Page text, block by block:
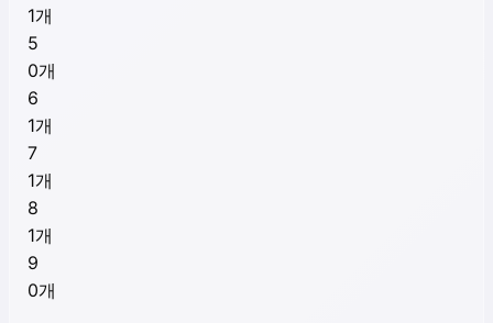
1개
5
0개
6
1개
7
1개
8
1개
9
0개